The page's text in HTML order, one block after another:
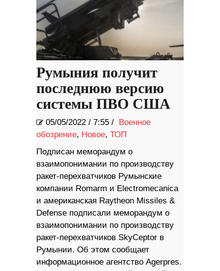
Румыния получит
последнюю версию
системы ПВО США
05/05/2022 / 7:55 / Военное
обозрение, Новое, ТОП
Подписан меморандум о
взаимопонимании по производству
ракет-перехватчиков Румынские
компании Romarm и Electromecanica
и американская Raytheon Missiles &
Defense подписали меморандум о
взаимопонимании по производству
ракет-перехватчиков SkyCeptor в
Румынии. Об этом сообщает
информационное агентство Agerpres.